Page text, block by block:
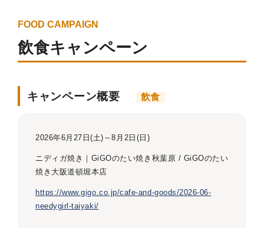
FOOD CAMPAIGN
飲食キャンペーン
キャンペーン概要 飲食
2026年6月27日(土)～8月2日(日)
ニディガ焼き｜GiGOのたい焼き秋葉原 / GiGOのたい
焼き大阪道頓堀本店
https://www.gigo.co.jp/cafe-and-goods/2026-06-
needygirl-taiyaki/